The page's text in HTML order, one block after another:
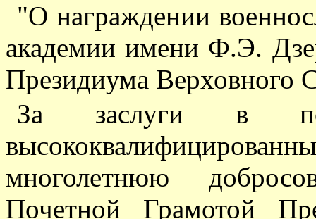
"О награждении
академии имени Ф.Э.
Президиума Верховного
За заслуги в
многолетнюю
Почетной Грамотой